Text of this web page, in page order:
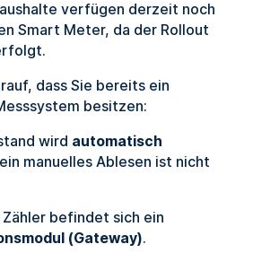
verfügen derzeit noch
Smart Meter, da der Rollout
dass Sie bereits ein
besitzen:
wird automatisch
manuelles Ablesen ist nicht
befindet sich ein
(Gateway).